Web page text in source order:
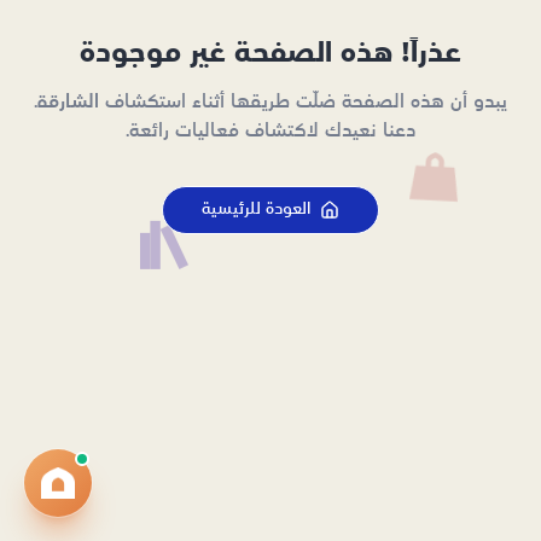
عذراً! هذه الصفحة غير موجودة
يبدو أن هذه الصفحة ضلّت طريقها أثناء استكشاف الشارقة.
دعنا نعيدك لاكتشاف فعاليات رائعة.
العودة للرئيسية